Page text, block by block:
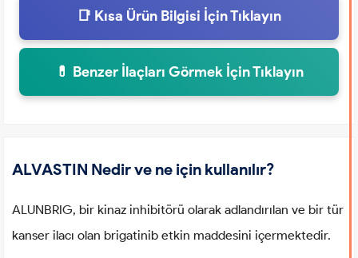
📑 Kısa Ürün Bilgisi İçin Tıklayın
💊 Benzer İlaçları Görmek İçin Tıklayın
ALVASTIN Nedir ve ne için kullanılır?
ALUNBRIG, bir kinaz inhibitörü olarak adlandırılan ve bir tür
kanser ilacı olan brigatinib etkin maddesini içermektedir.